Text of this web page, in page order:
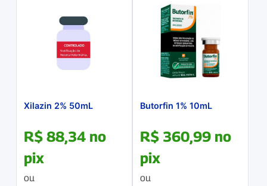
Xilazin 2% 50mL
R$ 88,34 no
pix
ou
Butorfin 1% 10mL
R$ 360,99 no
pix
ou